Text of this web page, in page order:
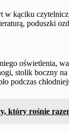
w kąciku
poduszki
oświetlenia,
stolik boczny
podczas
który rośnie